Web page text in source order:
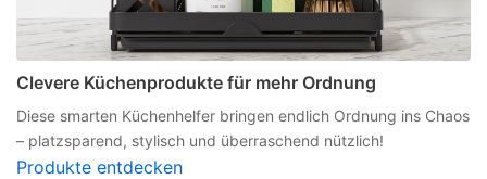
Clevere Küchenprodukte für mehr Ordnung
Diese smarten Küchenhelfer bringen endlich Ordnung ins Chaos
– platzsparend, stylisch und überraschend nützlich!
Produkte entdecken